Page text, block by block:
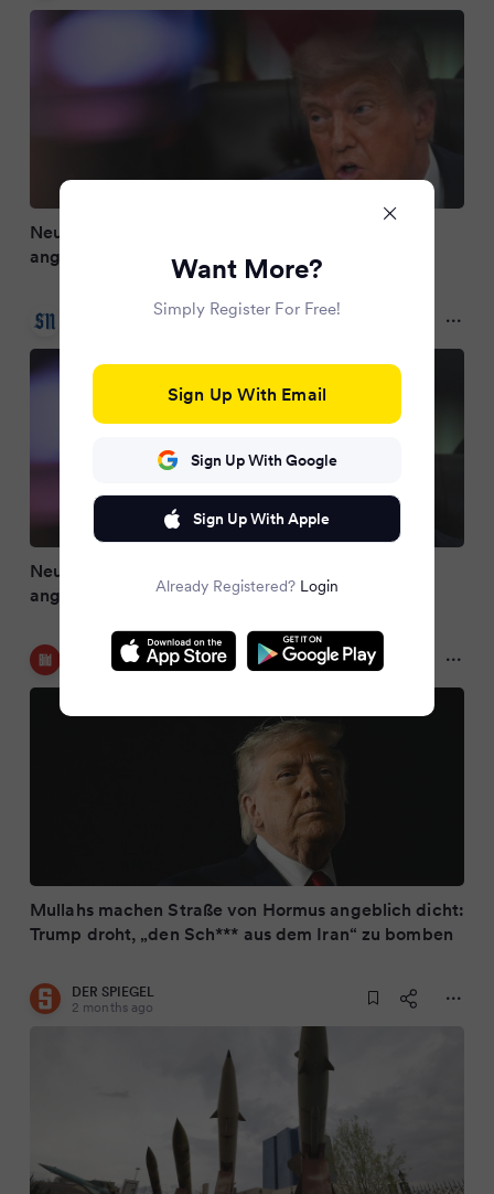
Neue US-Angriffe auf Iran - Straße von Hormuz
angeblich zu
Salzburger Nachrichten
Neue US-Angriffe auf Iran - Straße von Hormuz
angeblich zu
2 months ago
Mullahs machen Straße von Hormus angeblich dicht:
Trump droht, „den Sch*** aus dem Iran“ zu bomben
DER SPIEGEL
2 months ago
Want More?
Simply Register For Free!
Sign Up With Email
Sign Up With Google
Sign Up With Apple
Already Registered? Login